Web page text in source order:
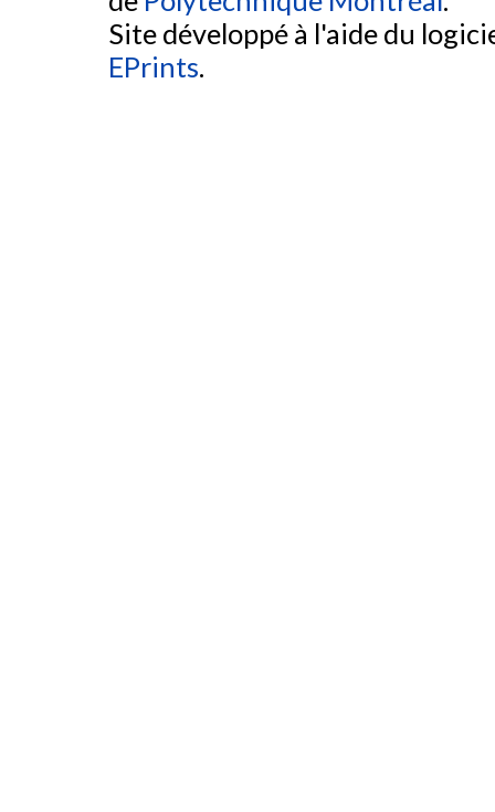
Site développé à l'aide du
EPrints.